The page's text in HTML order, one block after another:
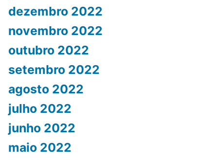
dezembro 2022
novembro 2022
outubro 2022
setembro 2022
agosto 2022
julho 2022
junho 2022
maio 2022